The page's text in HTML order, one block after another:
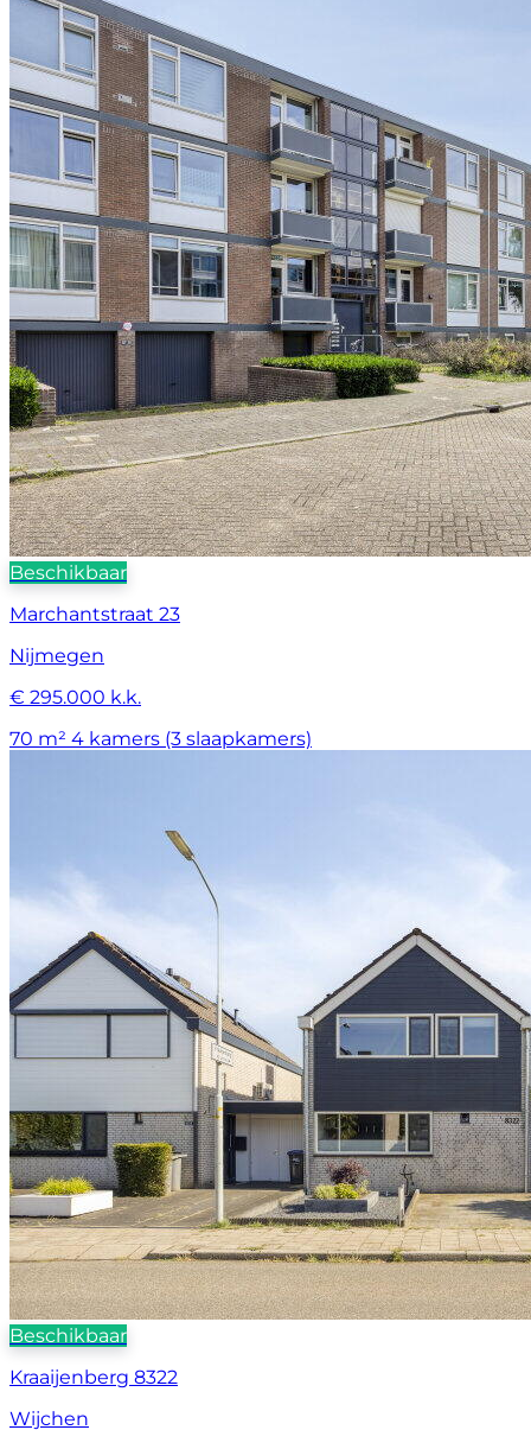
Beschikbaar
Marchantstraat 23
Nijmegen
€ 295.000 k.k.
70 m² 4 kamers (3 slaapkamers)
Beschikbaar
Kraaijenberg 8322
Wijchen